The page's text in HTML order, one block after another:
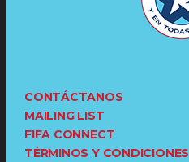
CONTÁCTANOS
MAILING LIST
FIFA CONNECT
TÉRMINOS Y CONDICIONES